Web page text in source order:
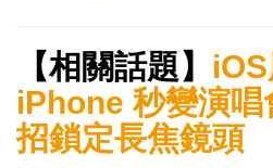
【相關話題】
iPhone 秒變演唱
招鎖定長焦鏡頭